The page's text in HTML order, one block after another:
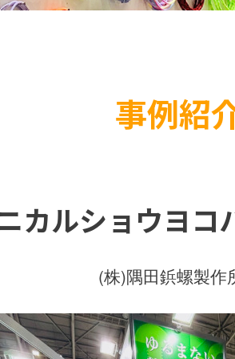
事例紹
カルショウヨコ
(株)隅田鋲螺製作